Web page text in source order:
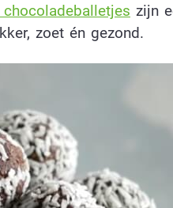
zijn
zoet én gezond.